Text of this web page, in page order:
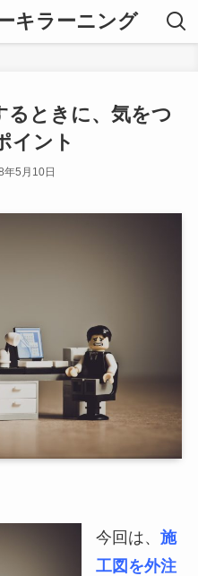
キラーニング
るときに、気をつ
イント
年5月10日
今回は、 施
工図を外注